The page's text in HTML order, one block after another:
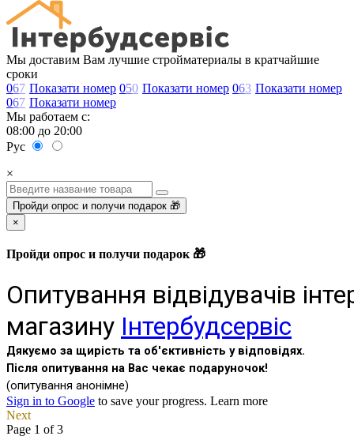
Мы доставим Вам лучшие стройматериалы в кратчайшие
сроки
067 Показати номер 050 Показати номер 063 Показати номер
067 Показати номер
Мы работаем с:
08:00 до 20:00
Рус
×
Пройди опрос и получи подарок 🎁
×
Пройди опрос и получи подарок 🎁